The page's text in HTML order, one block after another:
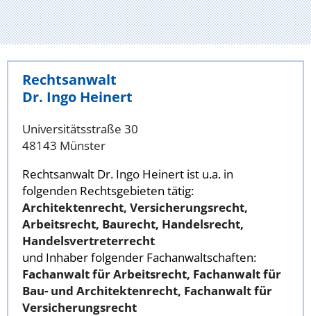
Rechtsanwalt
Dr. Ingo Heinert
Universitätsstraße 30
48143 Münster
Rechtsanwalt Dr. Ingo Heinert ist u.a. in
folgenden Rechtsgebieten tätig:
Architektenrecht, Versicherungsrecht,
Arbeitsrecht, Baurecht, Handelsrecht,
Handelsvertreterrecht
und Inhaber folgender Fachanwaltschaften:
Fachanwalt für Arbeitsrecht, Fachanwalt für
Bau- und Architektenrecht, Fachanwalt für
Versicherungsrecht